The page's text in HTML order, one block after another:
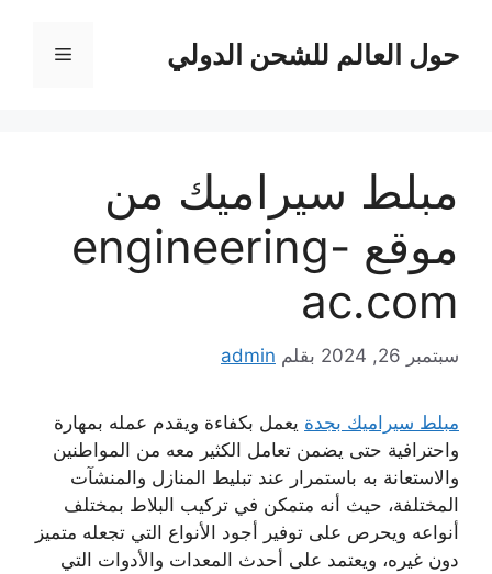
المحتوىحول العالم للشحن الدولي القائمة
مبلط سيراميك من
موقع engineering-
ac.com
سبتمبر 26, 2024 بقلم admin
مبلط سيراميك بجدة يعمل بكفاءة ويقدم عمله بمهارة
واحترافية حتى يضمن تعامل الكثير معه من المواطنين
والاستعانة به باستمرار عند تبليط المنازل والمنشآت
المختلفة، حيث أنه متمكن في تركيب البلاط بمختلف
أنواعه ويحرص على توفير أجود الأنواع التي تجعله متميز
دون غيره، ويعتمد على أحدث المعدات والأدوات التي